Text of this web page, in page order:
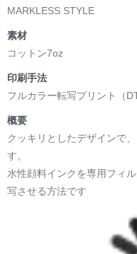
<デザイン画集&グッズカ
小説 [弛まぬ言霊]
挿画&グッズカタログ <
＜著者:作詞/挿画作成＞
日本語版: https://
小説 [弛まぬ言霊] 挿画&
<デザイン画集:Comics
＜著者:挿画作成＞ 凛々
日本語版: https://
MARKLESS STYLE
素材
コットン7oz
印刷手法
フルカラー転写プリント（
概要
クッキリとしたデザインで
す。
水性顔料インクを専用フィ
写させる方法です